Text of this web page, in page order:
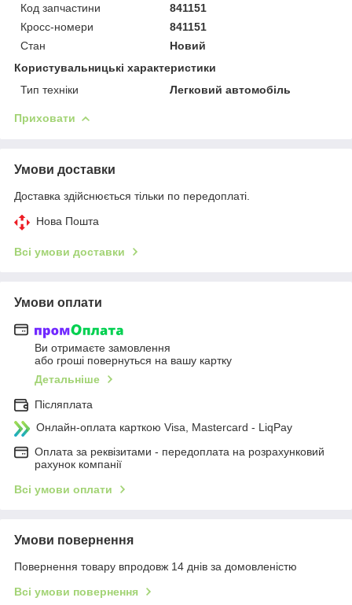
Код запчастини
841151
Кросс-номери
841151
Стан
Новий
Користувальницькі характеристики
Тип техніки
Легковий автомобіль
Приховати
Умови доставки
Доставка здійснюється тільки по передоплаті.
Нова Пошта
Всі умови доставки
Умови оплати
Ви отримаєте замовлення
або гроші повернуться на вашу картку
Детальніше
Післяплата
Онлайн-оплата карткою Visa, Mastercard - LiqPay
Оплата за реквізитами - передоплата на розрахунковий
рахунок компанії
Всі умови оплати
Умови повернення
Повернення товару впродовж 14 днів за домовленістю
Всі умови повернення